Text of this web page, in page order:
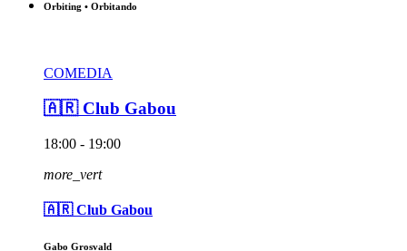
Orbiting • Orbitando
COMEDIA
🇦🇷 Club Gabou
18:00 - 19:00
more_vert
🇦🇷 Club Gabou
Gabo Grosvald